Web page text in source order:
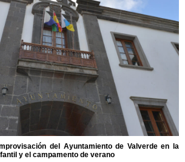
del Ayuntamiento de Valverde en la
y el campamento de verano